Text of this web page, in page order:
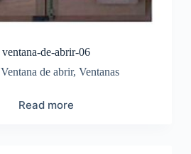
ventana-de-abrir-06
Ventana de abrir,Ventanas
Read more